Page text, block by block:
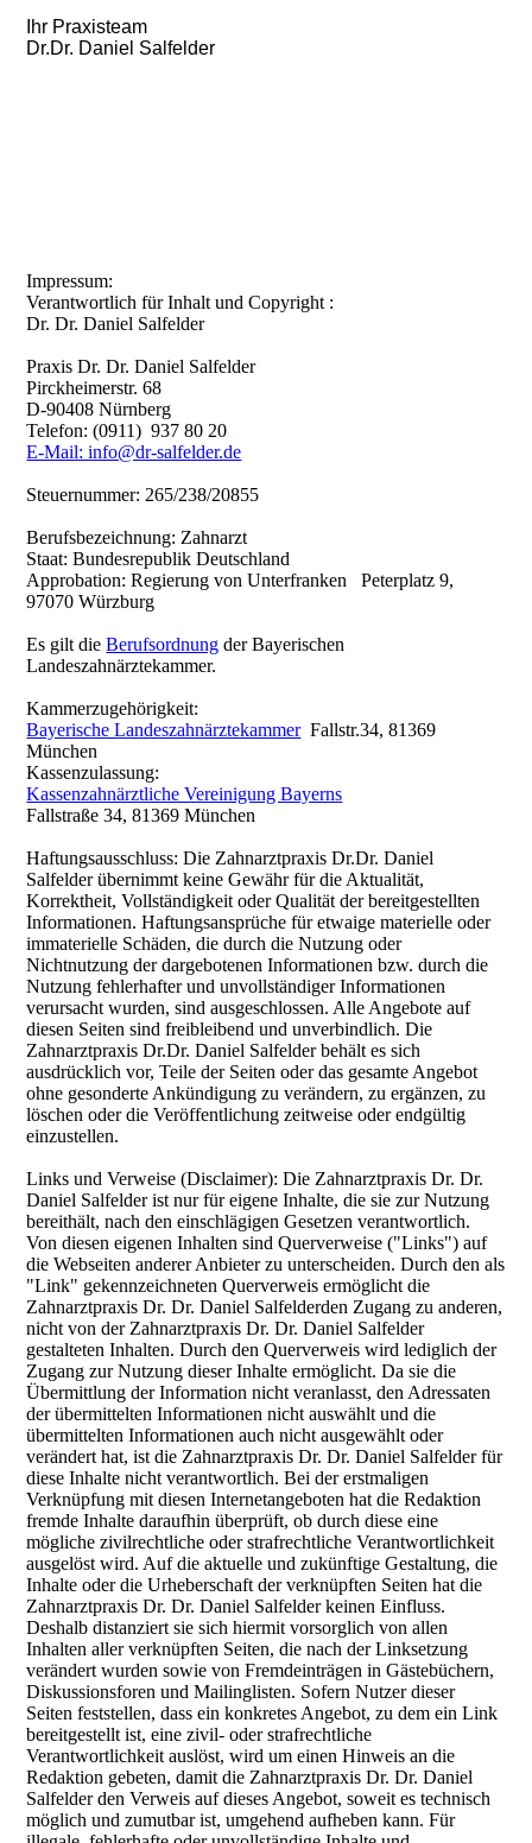
Ihr Praxisteam
Dr.Dr. Daniel Salfelder
Impressum:
Verantwortlich für Inhalt und Copyright :
Dr. Dr. Daniel Salfelder
Praxis Dr. Dr. Daniel Salfelder
Pirckheimerstr. 68
D-90408 Nürnberg
Telefon: (0911) 937 80 20
E-Mail: info@dr-salfelder.de
Steuernummer: 265/238/20855
Berufsbezeichnung: Zahnarzt
Staat: Bundesrepublik Deutschland
Approbation: Regierung von Unterfranken Peterplatz 9,
97070 Würzburg
Es gilt dieBerufsordnung der Bayerischen
Landeszahnärztekammer.
Kammerzugehörigkeit:
Bayerische LandeszahnärztekammerFallstr.34, 81369
München
Kassenzulassung:
Kassenzahnärztliche Vereinigung Bayerns
Fallstraße 34, 81369 München
Haftungsausschluss: Die Zahnarztpraxis Dr.Dr. Daniel
Salfelder übernimmt keine Gewähr für die Aktualität,
Korrektheit, Vollständigkeit oder Qualität der bereitgestellten
Informationen. Haftungsansprüche für etwaige materielle oder
immaterielle Schäden, die durch die Nutzung oder
Nichtnutzung der dargebotenen Informationen bzw. durch die
Nutzung fehlerhafter und unvollständiger Informationen
verursacht wurden, sind ausgeschlossen. Alle Angebote auf
diesen Seiten sind freibleibend und unverbindlich. Die
Zahnarztpraxis Dr.Dr. Daniel Salfelder behält es sich
ausdrücklich vor, Teile der Seiten oder das gesamte Angebot
ohne gesonderte Ankündigung zu verändern, zu ergänzen, zu
löschen oder die Veröffentlichung zeitweise oder endgültig
einzustellen.
Links und Verweise (Disclaimer): Die Zahnarztpraxis Dr. Dr.
Daniel Salfelder ist nur für eigene Inhalte, die sie zur Nutzung
bereithält, nach den einschlägigen Gesetzen verantwortlich.
Von diesen eigenen Inhalten sind Querverweise ("Links") auf
die Webseiten anderer Anbieter zu unterscheiden. Durch den als
"Link" gekennzeichneten Querverweis ermöglicht die
Zahnarztpraxis Dr. Dr. Daniel Salfelderden Zugang zu anderen,
nicht von der Zahnarztpraxis Dr. Dr. Daniel Salfelder
gestalteten Inhalten. Durch den Querverweis wird lediglich der
Zugang zur Nutzung dieser Inhalte ermöglicht. Da sie die
Übermittlung der Information nicht veranlasst, den Adressaten
der übermittelten Informationen nicht auswählt und die
übermittelten Informationen auch nicht ausgewählt oder
verändert hat, ist die Zahnarztpraxis Dr. Dr. Daniel Salfelder für
diese Inhalte nicht verantwortlich. Bei der erstmaligen
Verknüpfung mit diesen Internetangeboten hat die Redaktion
fremde Inhalte daraufhin überprüft, ob durch diese eine
mögliche zivilrechtliche oder strafrechtliche Verantwortlichkeit
ausgelöst wird. Auf die aktuelle und zukünftige Gestaltung, die
Inhalte oder die Urheberschaft der verknüpften Seiten hat die
Zahnarztpraxis Dr. Dr. Daniel Salfelder keinen Einfluss.
Deshalb distanziert sie sich hiermit vorsorglich von allen
Inhalten aller verknüpften Seiten, die nach der Linksetzung
verändert wurden sowie von Fremdeinträgen in Gästebüchern,
Diskussionsforen und Mailinglisten. Sofern Nutzer dieser
Seiten feststellen, dass ein konkretes Angebot, zu dem ein Link
bereitgestellt ist, eine zivil- oder strafrechtliche
Verantwortlichkeit auslöst, wird um einen Hinweis an die
Redaktion gebeten, damit die Zahnarztpraxis Dr. Dr. Daniel
Salfelder den Verweis auf dieses Angebot, soweit es technisch
möglich und zumutbar ist, umgehend aufheben kann. Für